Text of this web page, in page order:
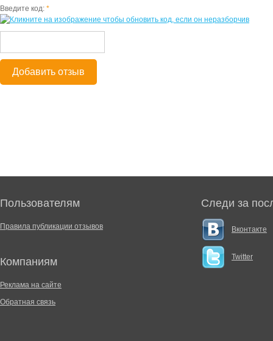
Введите код: *
Добавить отзыв
Пользователям
Правила публикации отзывов
Компаниям
Реклама на сайте
Обратная связь
Следи за
Вконтакте
Twitter